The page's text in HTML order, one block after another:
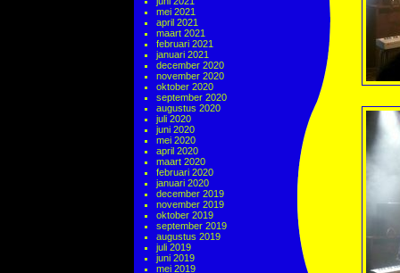
mei 2021
april 2021
maart 2021
februari 2021
januari 2021
december 2020
november 2020
oktober 2020
september 2020
augustus 2020
juli 2020
juni 2020
mei 2020
april 2020
maart 2020
februari 2020
januari 2020
december 2019
november 2019
oktober 2019
september 2019
augustus 2019
juli 2019
juni 2019
mei 2019